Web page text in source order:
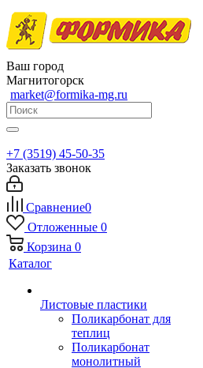
Ваш город
Магнитогорск
market@formika-mg.ru
+7 (3519) 45-50-35
Заказать звонок
Сравнение0
Отложенные 0
Корзина 0
Каталог
Листовые пластики
Поликарбонат для
теплиц
Поликарбонат
монолитный